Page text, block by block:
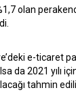
olan
e-ticaret
da 2021 yılı
tahmin